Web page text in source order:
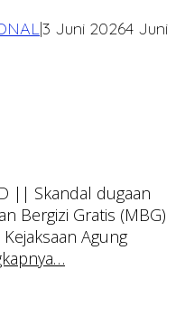
|3 Juni 20264 Juni
|| Skandal dugaan
Bergizi Gratis (MBG)
Agung